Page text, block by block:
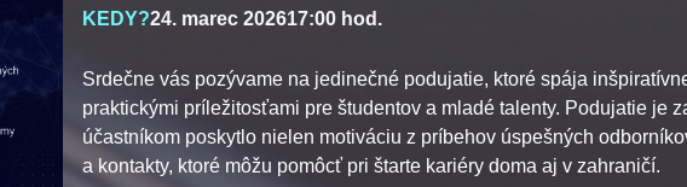
KEDY?24. marec 202617:00 hod.
Srdečne vás pozývame na jedinečné podujatie, ktoré spája
praktickými príležitosťami pre študentov a mladé talenty. Podujatie je
účastníkom poskytlo nielen motiváciu z príbehov úspešných
a kontakty, ktoré môžu pomôcť pri štarte kariéry doma aj v zahraničí.